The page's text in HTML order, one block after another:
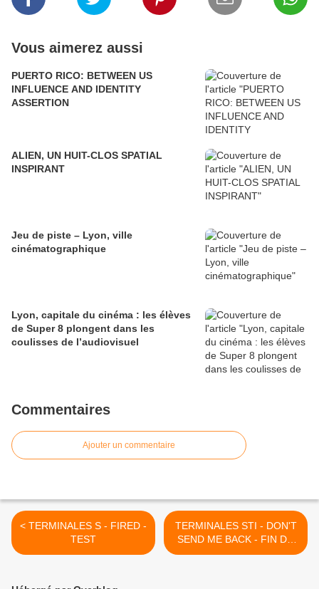
Vous aimerez aussi
PUERTO RICO: BETWEEN US
INFLUENCE AND IDENTITY
ASSERTION
ALIEN, UN HUIT-CLOS SPATIAL
INSPIRANT
Jeu de piste – Lyon, ville
cinématographique
Lyon, capitale du cinéma : les élèves
de Super 8 plongent dans les
coulisses de l’audiovisuel
Commentaires
Ajouter un commentaire
< TERMINALES S - FIRED -
TEST
TERMINALES STI - DON'T
SEND ME BACK - FIN DU
COMMENTAIRE >